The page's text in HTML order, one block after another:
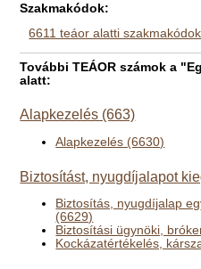
Szakmakódok:
6611 teáor alatti szakmakódok
További TEÁOR számok a
alatt:
Alapkezelés (663)
Alapkezelés (6630)
Biztosítást, nyugdíjalapot
Biztosítás, nyugdíjalap
(6629)
Biztosítási ügynöki,
Kockázatértékelés,